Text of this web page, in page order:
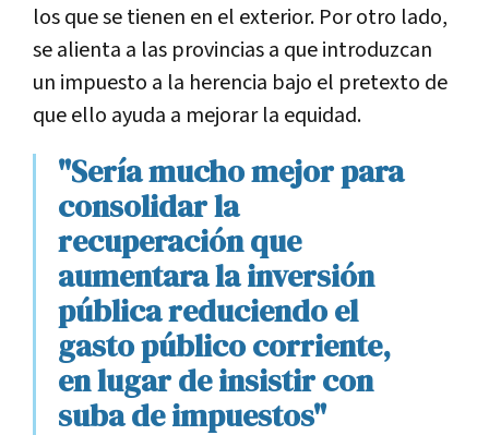
los que se tienen en el exterior. Por otro lado,
se alienta a las provincias a que introduzcan
un impuesto a la herencia bajo el pretexto de
que ello ayuda a mejorar la equidad.
"Sería mucho mejor para
consolidar la
recuperación que
aumentara la inversión
pública reduciendo el
gasto público corriente,
en lugar de insistir con
suba de impuestos"